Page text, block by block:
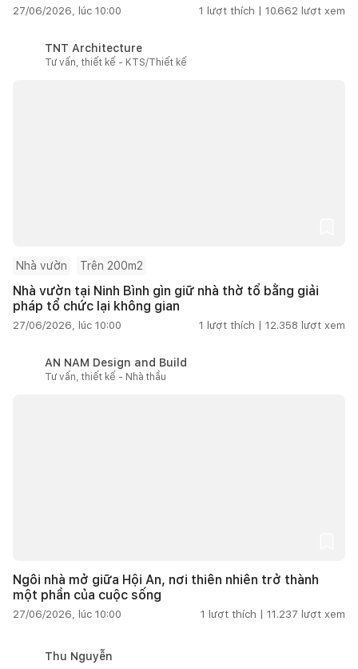
27/06/2026, lúc 10:00 1 lượt thích | 10.662 lượt xem
TNT Architecture
Tư vấn, thiết kế - KTS/Thiết kế
Nhà vườn Trên 200m2
Nhà vườn tại Ninh Bình gìn giữ nhà thờ tổ bằng giải
pháp tổ chức lại không gian
27/06/2026, lúc 10:00 1 lượt thích | 12.358 lượt xem
AN NAM Design and Build
Tư vấn, thiết kế - Nhà thầu
Ngôi nhà mở giữa Hội An, nơi thiên nhiên trở thành
một phần của cuộc sống
27/06/2026, lúc 10:00 1 lượt thích | 11.237 lượt xem
Thu Nguyễn